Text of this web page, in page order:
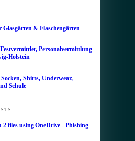
Glasgärten & Flaschengärten
Personalvermittlung
Holstein
Shirts, Underwear,
Schule